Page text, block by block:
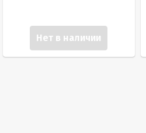
Нет в наличии